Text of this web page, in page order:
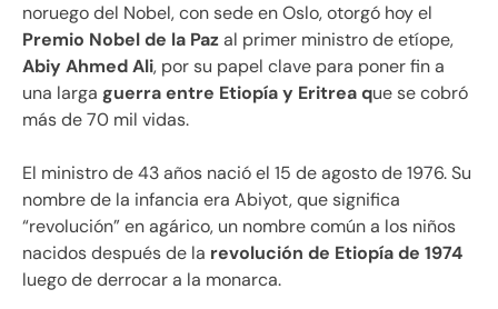
noruego del Nobel, con sede en Oslo, otorgó hoy el
Premio Nobel de la Pazal primer ministro de etíope,
Abiy Ahmed Ali, por su papel clave para poner fin a
una larga guerra entre Etiopía y Eritrea que se cobró
más de 70 mil vidas.
El ministro de 43 años nació el 15 de agosto de 1976. Su
nombre de la infancia era Abiyot, que significa
“revolución” en agárico, un nombre común a los niños
nacidos después de la revolución de Etiopía de 1974
luego de derrocar a la monarca.